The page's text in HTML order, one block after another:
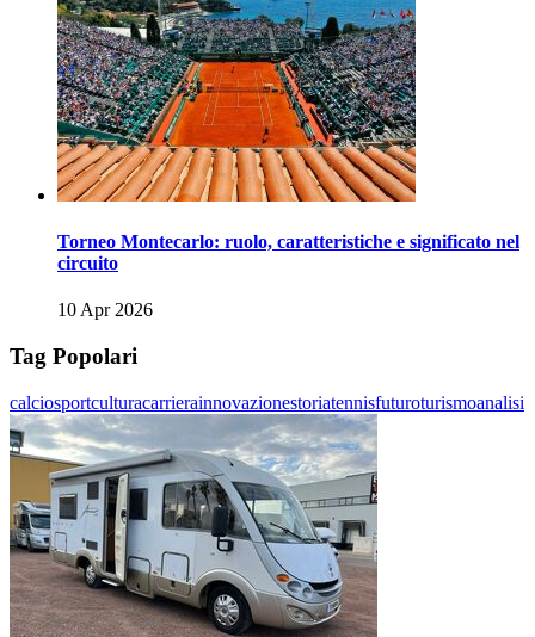
Torneo Montecarlo: ruolo, caratteristiche e significato nel
circuito
10 Apr 2026
Tag Popolari
calciosportculturacarrierainnovazionestoriatennisfuturoturismoanalisi